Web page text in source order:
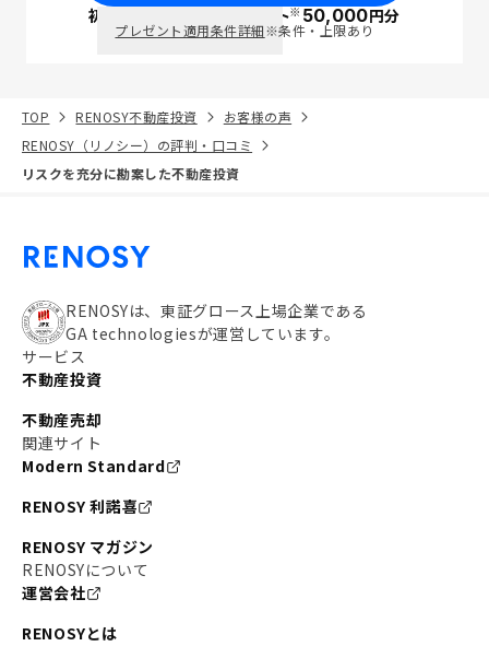
初回面談で ポイント※50,000円分
プレゼント適用条件詳細※条件・上限あり
TOP RENOSY不動産投資
お客様の声
RENOSY（リノシー）の評判・口コミ
リスクを充分に勘案した不動産投資
RENOSYは、東証グロース上場企業である
GA technologiesが運営しています。
サービス
不動産投資
不動産売却
関連サイト
Modern Standard
RENOSY 利諾喜
RENOSY マガジン
RENOSYについて
運営会社
RENOSYとは